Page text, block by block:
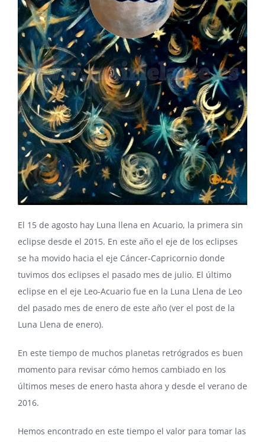
El 15 de agosto hay Luna llena en Acuario, la primera sin
eclipse desde el 2015. En este año el eje de los eclipses
se ha movido hacia el eje Cáncer-Capricornio donde
tuvimos dos eclipses el pasado mes de julio. El último
eclipse en el eje Leo-Acuario fue en la Luna Llena de Leo
del pasado mes de enero de este año (ver el post de la
Luna Llena de enero).
En este tiempo de muchos planetas retrógrados es buen
momento para revisar cómo hemos cambiado en los
últimos meses de enero hasta ahora y desde el verano de
2016.
Hemos encontrado en este tiempo el valor para tomar las